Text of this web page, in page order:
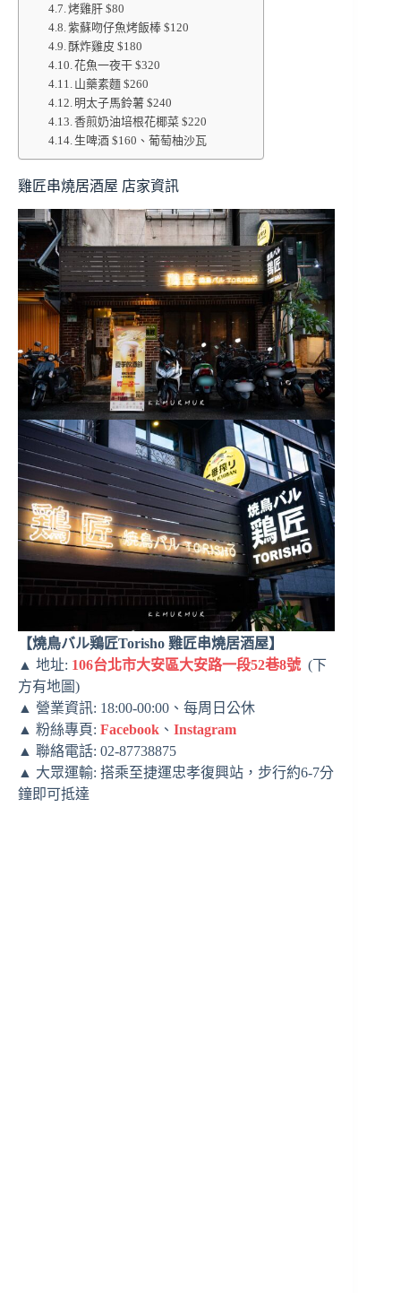
烤雞肝 $80
紫蘇吻仔魚烤飯棒 $120
酥炸雞皮 $180
花魚一夜干 $320
山藥素麵 $260
明太子馬鈴薯 $240
香煎奶油培根花椰菜 $220
生啤酒 $160、葡萄柚沙瓦
雞匠串燒居酒屋 店家資訊
【燒鳥バル鶏匠Torisho 雞匠串燒居酒屋】
▲ 地址: 106台北市大安區大安路一段52巷8號 (下
方有地圖)
▲ 營業資訊: 18:00-00:00、每周日公休
▲ 粉絲專頁: Facebook 、 Instagram
▲ 聯絡電話: 02-87738875
▲ 大眾運輸: 搭乘至捷運忠孝復興站，步行約6-7分
鐘即可抵達